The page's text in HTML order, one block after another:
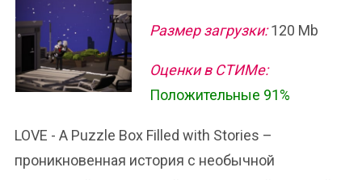
Размер загрузки:120 Mb
Оценки в СТИМе:
Положительные 91%
LOVE - A Puzzle Box Filled with Stories –
проникновенная история с необычной